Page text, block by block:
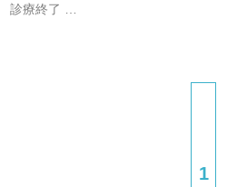
診療終了 …
1